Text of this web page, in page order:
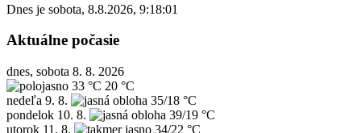
Dnes je sobota, 8.8.2026, 9:18:01
Aktuálne počasie
dnes, sobota 8. 8. 2026
33 °C 20 °C
nedeľa 9. 8.
35/18 °C
pondelok 10. 8.
39/19 °C
utorok 11. 8. 34/22 °C